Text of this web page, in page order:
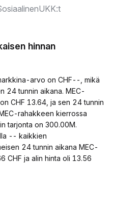
UKK:t
hinnan
arvo on CHF--, mikä
24 tunnin aikana. MEC-
CHF 13.64, ja sen 24 tunnin
rahakkeen kierrossa
tarjonta on 300.00M.
-- kaikkien
24 tunnin aikana MEC-
CHF ja alin hinta oli 13.56